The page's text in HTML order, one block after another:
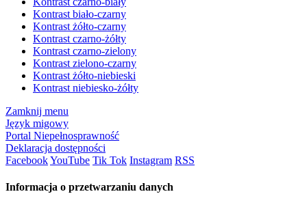
Kontrast biało-czarny
Kontrast żółto-czarny
Kontrast czarno-żółty
Kontrast czarno-zielony
Kontrast zielono-czarny
Kontrast żółto-niebieski
Kontrast niebiesko-żółty
Zamknij menu
Język migowy
Portal Niepełnosprawność
Deklaracja dostępności
FacebookYouTube Tik Tok Instagram RSS
Informacja o przetwarzaniu danych